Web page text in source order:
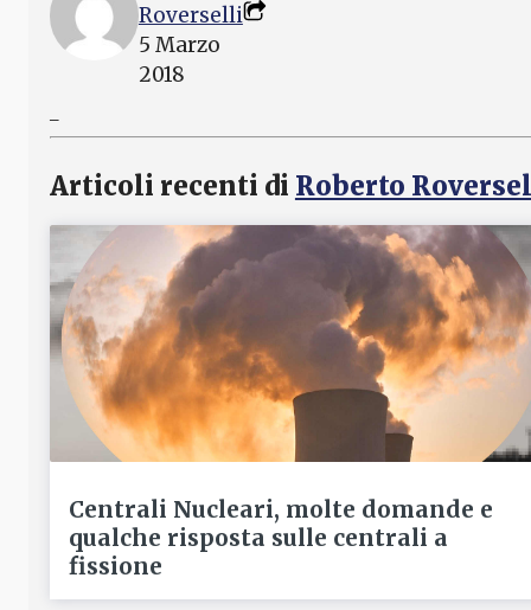
Roverselli
5 Marzo
2018
Articoli recenti di Roberto
Centrali Nucleari, molte domande e
qualche risposta sulle centrali a
fissione